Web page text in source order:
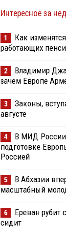
Интересное за
1
Как
работающих
2
Владимир
зачем Европе
3
Законы,
августе
4
В МИД России
подготовке
Россией
5
В Абхазии
масштабный
6
Ереван рубит
сидит